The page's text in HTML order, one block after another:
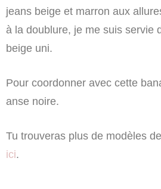
jeans beige et marron aux
à la doublure, je me suis servie
beige uni.
Pour coordonner avec cette
anse noire.
Tu trouveras plus de modèles
ici.